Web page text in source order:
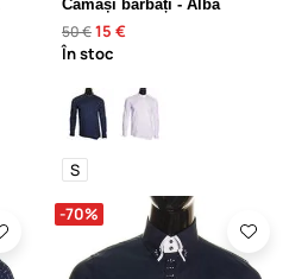
Cămăși bărbați - Albă
50 €15 €
În stoc
S
-70%